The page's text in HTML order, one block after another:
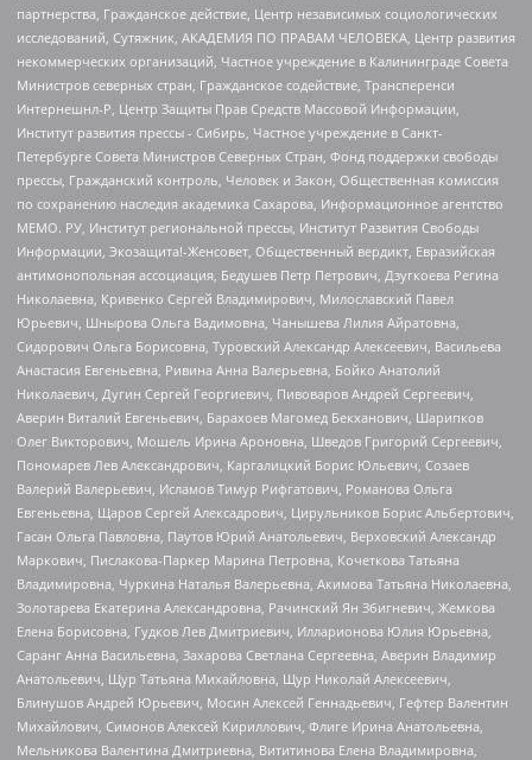
партнерства, Гражданское действие, Центр независимых социологических
исследований, Сутяжник, АКАДЕМИЯ ПО ПРАВАМ ЧЕЛОВЕКА, Центр развития
некоммерческих организаций, Частное учреждение в Калининграде Совета
Министров северных стран, Гражданское содействие, Трансперенси
Интернешнл-Р, Центр Защиты Прав Средств Массовой Информации,
Институт развития прессы - Сибирь, Частное учреждение в Санкт-
Петербурге Совета Министров Северных Стран, Фонд поддержки свободы
прессы, Гражданский контроль, Человек и Закон, Общественная комиссия
по сохранению наследия академика Сахарова, Информационное агентство
МЕМО. РУ, Институт региональной прессы, Институт Развития Свободы
Информации, Экозащита!-Женсовет, Общественный вердикт, Евразийская
антимонопольная ассоциация, Бедушев Петр Петрович, Дзугкоева Регина
Николаевна, Кривенко Сергей Владимирович, Милославский Павел
Юрьевич, Шнырова Ольга Вадимовна, Чанышева Лилия Айратовна,
Сидорович Ольга Борисовна, Туровский Александр Алексеевич, Васильева
Анастасия Евгеньевна, Ривина Анна Валерьевна, Бойко Анатолий
Николаевич, Дугин Сергей Георгиевич, Пивоваров Андрей Сергеевич,
Аверин Виталий Евгеньевич, Барахоев Магомед Бекханович, Шарипков
Олег Викторович, Мошель Ирина Ароновна, Шведов Григорий Сергеевич,
Пономарев Лев Александрович, Каргалицкий Борис Юльевич, Созаев
Валерий Валерьевич, Исламов Тимур Рифгатович, Романова Ольга
Евгеньевна, Щаров Сергей Алексадрович, Цирульников Борис Альбертович,
Гасан Ольга Павловна, Паутов Юрий Анатольевич, Верховский Александр
Маркович, Пислакова-Паркер Марина Петровна, Кочеткова Татьяна
Владимировна, Чуркина Наталья Валерьевна, Акимова Татьяна Николаевна,
Золотарева Екатерина Александровна, Рачинский Ян Збигневич, Жемкова
Елена Борисовна, Гудков Лев Дмитриевич, Илларионова Юлия Юрьевна,
Саранг Анна Васильевна, Захарова Светлана Сергеевна, Аверин Владимир
Анатольевич, Щур Татьяна Михайловна, Щур Николай Алексеевич,
Блинушов Андрей Юрьевич, Мосин Алексей Геннадьевич, Гефтер Валентин
Михайлович, Симонов Алексей Кириллович, Флиге Ирина Анатольевна,
Мельникова Валентина Дмитриевна, Вититинова Елена Владимировна,